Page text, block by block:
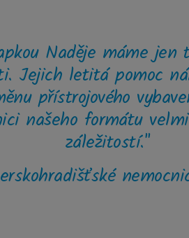
Naděje máme jen
Jejich letitá pomoc
přístrojového
našeho formátu
záležitostí."